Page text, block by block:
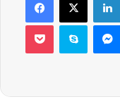
Pocket Skype